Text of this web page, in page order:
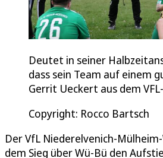
Deutet in seiner
dass sein Team auf einem
Gerrit Ueckert aus dem
Copyright: Rocco Bartsch
Der VfL Niederelvenich-
dem Sieg über Wü-Bü den